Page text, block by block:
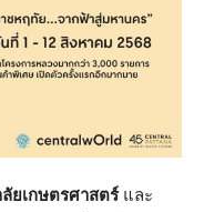
ยเกษตรศาสตร์และ